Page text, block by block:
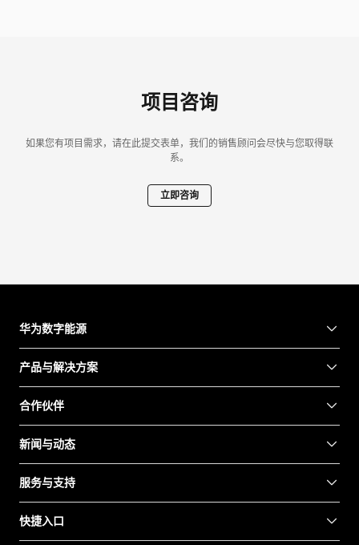
项目咨询
如果您有项目需求，请在此提交表单，我们的销售顾问会尽快与您取得联
系。
立即咨询
华为数字能源
产品与解决方案
合作伙伴
新闻与动态
服务与支持
快捷入口